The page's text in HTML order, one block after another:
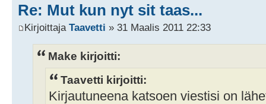
Re: Mut kun nyt sit taas...
Kirjoittaja Taavetti » 31 Maalis 2011 22:33
Make kirjoitti:
Taavetti kirjoitti:
Kirjautuneena katsoen viestisi on